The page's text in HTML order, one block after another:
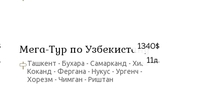
Мега-Тур по Узбекистану
Ташкент - Бухара - Самарканд - Хива -
Коканд - Фергана - Нукус - Ургенч -
Хорезм - Чимган - Риштан
1340$
11д.